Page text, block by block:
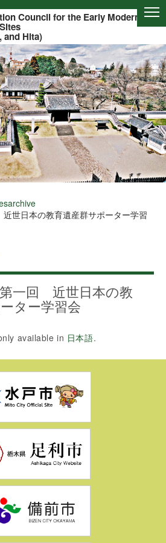
Council for the Early Modern
and Hita)
世日本の教育遺産群サポーター学習
一回 近世日本の教
ター学習会
available in 日本語.